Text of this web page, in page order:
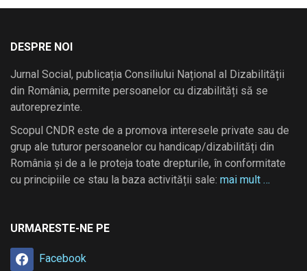
DESPRE NOI
Jurnal Social, publicația Consiliului Național al Dizabilității
din România, permite persoanelor cu dizabilități să se
autoreprezinte.
Scopul CNDR este de a promova interesele private sau de
grup ale tuturor persoanelor cu handicap/dizabilități din
România și de a le proteja toate drepturile, în conformitate
cu principiile ce stau la baza activității sale: mai mult …
URMARESTE-NE PE
Facebook